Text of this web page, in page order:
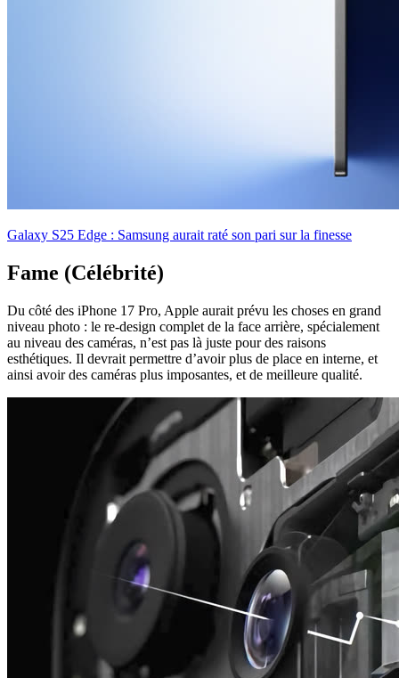
Galaxy S25 Edge : Samsung aurait raté son pari sur la finesse
Fame (Célébrité)
Du côté des iPhone 17 Pro, Apple aurait prévu les choses en grand
niveau photo : le re-design complet de la face arrière, spécialement
au niveau des caméras, n’est pas là juste pour des raisons
esthétiques. Il devrait permettre d’avoir plus de place en interne, et
ainsi avoir des caméras plus imposantes, et de meilleure qualité.